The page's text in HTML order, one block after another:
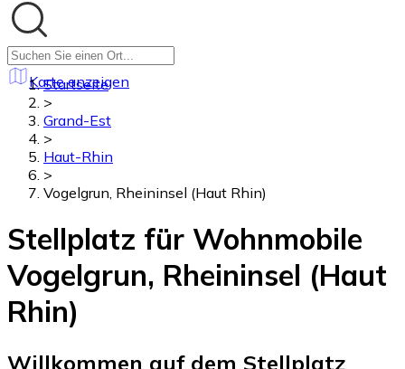
Karte anzeigen
Startseite
>
Grand-Est
>
Haut-Rhin
>
Vogelgrun, Rheininsel (Haut Rhin)
Stellplatz für Wohnmobile
Vogelgrun, Rheininsel (Haut
Rhin)
Willkommen auf dem Stellplatz